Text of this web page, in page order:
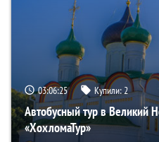
03:06:23 Купили:2
Автобусный тур в Великий
«ХохломаТур»